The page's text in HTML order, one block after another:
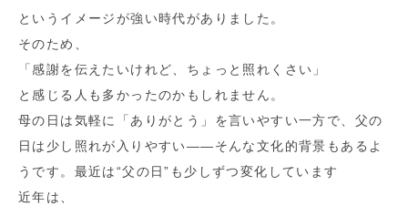
というイメージが強い時代がありました。
そのため、
「感謝を伝えたいけれど、ちょっと照れくさい」
と感じる人も多かったのかもしれません。
母の日は気軽に「ありがとう」を言いやすい一方で、父の
日は少し照れが入りやすい――そんな文化的背景もあるよ
うです。最近は“父の日”も少しずつ変化しています
近年は、